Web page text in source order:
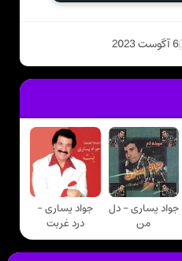
6 آگوست 2023
جواد يساری - دل
من
جواد يساری -
درد غربت